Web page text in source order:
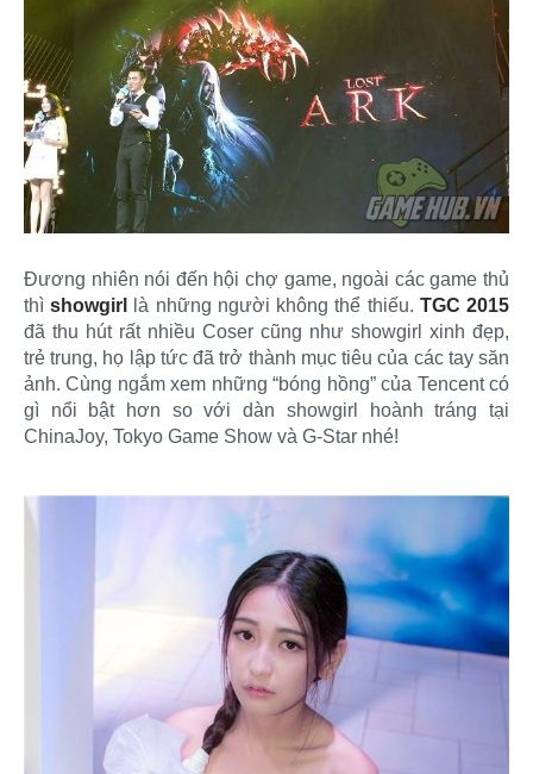
Đương nhiên nói đến hội chợ game, ngoài các game thủ
thìshowgirl là những người không thể thiếu. TGC 2015
đã thu hút rất nhiều Coser cũng như showgirl xinh đẹp,
trẻ trung, họ lập tức đã trở thành mục tiêu của các tay săn
ảnh. Cùng ngắm xem những “bóng hồng” của Tencent có
gì nổi bật hơn so với dàn showgirl hoành tráng tại
ChinaJoy, Tokyo Game Show và G-Star nhé!